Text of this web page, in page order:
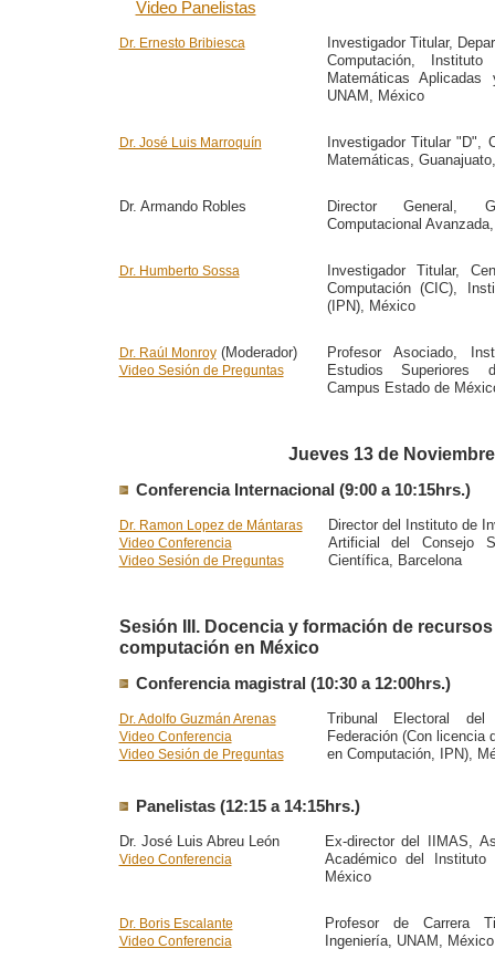
Video Panelistas
Dr. Ernesto Bribiesca
Investigador Titular,
Computación,
Matemáticas
UNAM, México
Dr. José Luis Marroquín
Investigador Titular "D",
Matemáticas,
Dr. Armando Robles
Director General,
Computacional
Dr. Humberto Sossa
Investigador Titular,
Computación (CIC),
(IPN), México
Dr. Raúl Monroy(Moderador)
Video Sesión de Preguntas
Profesor Asociado,
Estudios Superiores
Campus Estado de
Jueves 13 de Noviembre
Conferencia Internacional (9:00 a 10:15hrs.)
Dr. Ramon Lopez de Mántaras
Video Conferencia
Video Sesión de Preguntas
Director del Instituto de
Artificial del Consejo
Científica, Barcelona
Sesión III. Docencia y formación de
computación en México
Conferencia magistral (10:30 a 12:00hrs.)
Dr. Adolfo Guzmán Arenas
Video Conferencia
Video Sesión de Preguntas
Tribunal Electoral
Federación (Con licencia
en Computación, IPN),
Panelistas (12:15 a 14:15hrs.)
Dr. José Luis Abreu León
Video Conferencia
Ex-director del IIMAS,
Académico del Instituto
México
Dr. Boris Escalante
Video Conferencia
Profesor de Carrera
Ingeniería, UNAM, México